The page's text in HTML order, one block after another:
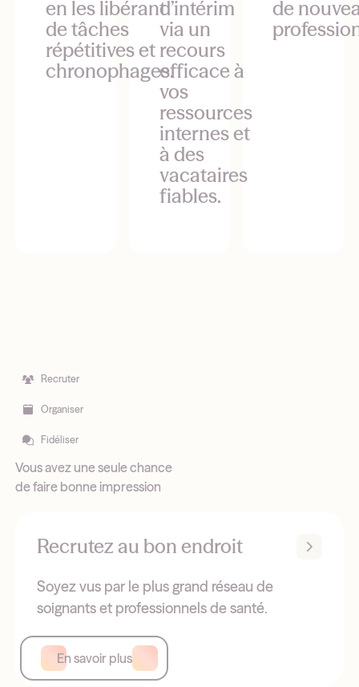
en les libérant
de tâches
répétitives et
chronophages.
d’intérim
via un
recours
efficace à
vos
ressources
internes et
à des
vacataires
fiables.
de
Recruter
Organiser
Fidéliser
Vous avez une seule chance
de faire bonne impression
Recrutez au bon endroit
Soyez vus par le plus grand réseau de
soignants et professionnels de santé.
En savoir plus